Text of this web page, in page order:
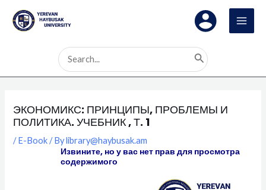
content
Search
for:
ЭКОНОМИКС: ПРИНЦИПЫ, ПРОБЛЕМЫ И
ПОЛИТИКА. УЧЕБНИК , Т. 1
/E-Book/ Bylibrary@haybusak.am
Извините, но у вас нет прав для просмотра
содержимого